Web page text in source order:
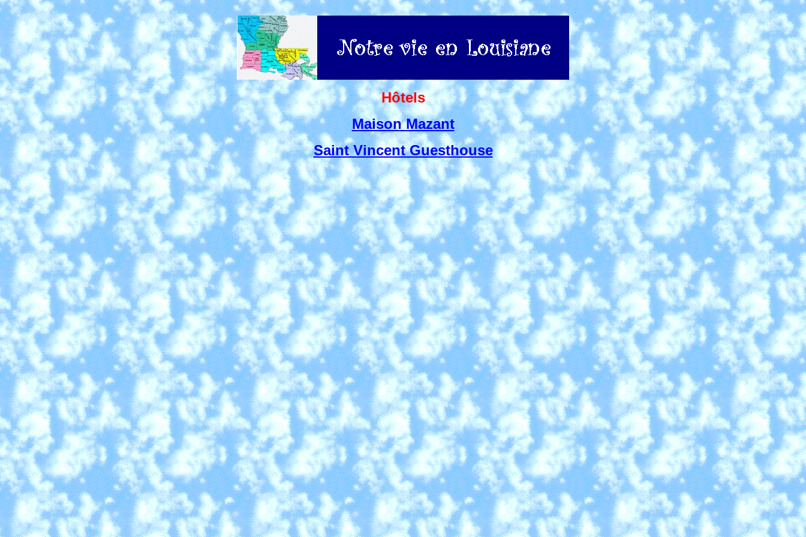
Hôtels
Maison Mazant
Saint Vincent Guesthouse